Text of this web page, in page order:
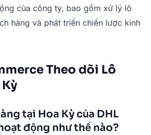
của công ty, bao gồm xử lý lô
hàng và phát triển chiến lược kinh
Theo dõi Lô
tại Hoa Kỳ của DHL
động như thế nào?